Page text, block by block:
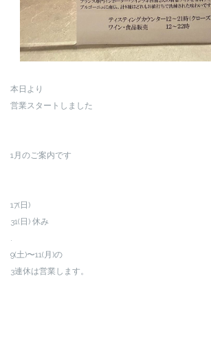
本日より
営業スタートしました
1月のご案内です
17(日)
31(日) 休み
.
9(土)〜11(月)の
3連休は営業します。